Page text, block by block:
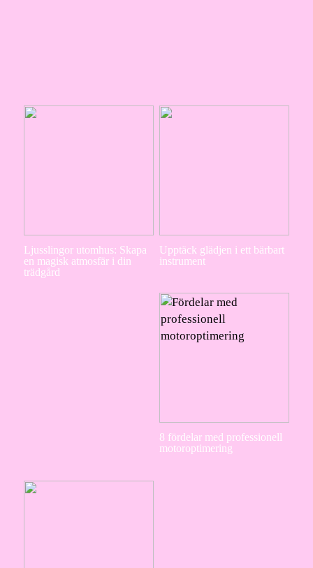
Ljusslingor utomhus: Skapa
en magisk atmosfär i din
trädgård
Upptäck glädjen i ett bärbart
instrument
8 fördelar med professionell
motoroptimering